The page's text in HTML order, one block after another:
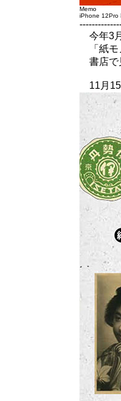
Memo
iPhone 12Pro
今年3
「紙モ
書店で
11月15